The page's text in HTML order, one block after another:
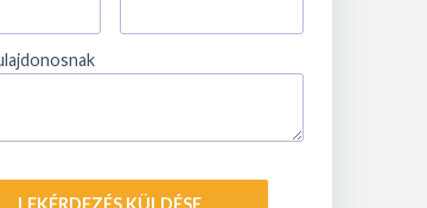
LEKÉRDEZÉS KÜLDÉSE